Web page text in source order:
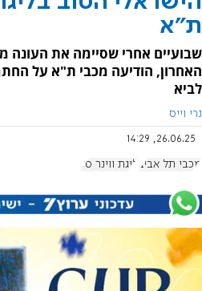
ת"א
שבועיים אחרי שסיימה את
האחרון, הודיעה מכבי ת"א על
לביא
נרי וייס
26.06.25, 14:29
מכבי תל אביב ליגת ווינר סל